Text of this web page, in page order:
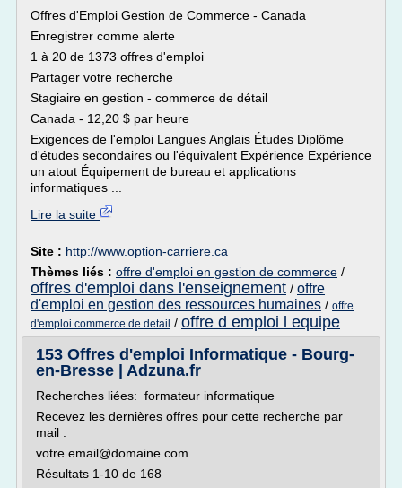
Offres d'Emploi Gestion de Commerce - Canada
Enregistrer comme alerte
1 à 20 de 1373 offres d'emploi
Partager votre recherche
Stagiaire en gestion - commerce de détail
Canada - 12,20 $ par heure
Exigences de l'emploi Langues Anglais Études Diplôme
d'études secondaires ou l'équivalent Expérience Expérience
un atout Équipement de bureau et applications
informatiques ...
Lire la suite
Site : http://www.option-carriere.ca
Thèmes liés : offre d'emploi en gestion de commerce /
offres d'emploi dans l'enseignement / offre
d'emploi en gestion des ressources humaines / offre
d'emploi commerce de detail / offre d emploi l equipe
153 Offres d'emploi Informatique - Bourg-
en-Bresse | Adzuna.fr
Recherches liées: formateur informatique
Recevez les dernières offres pour cette recherche par
mail :
votre.email@domaine.com
Résultats 1-10 de 168